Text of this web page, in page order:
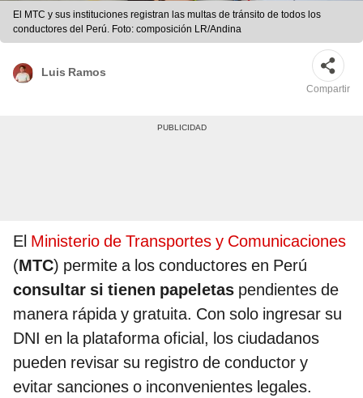
El MTC y sus instituciones registran las multas de tránsito de todos los
conductores del Perú. Foto: composición LR/Andina
Luis Ramos
Compartir
El Ministerio de Transportes y Comunicaciones
(MTC) permite a los conductores en Perú
consultar si tienen papeletas pendientes de
manera rápida y gratuita. Con solo ingresar su
DNI en la plataforma oficial, los ciudadanos
pueden revisar su registro de conductor y
evitar sanciones o inconvenientes legales.